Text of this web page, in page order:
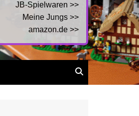
JB-Spielwaren >>
Meine Jungs >>
amazon.de >>